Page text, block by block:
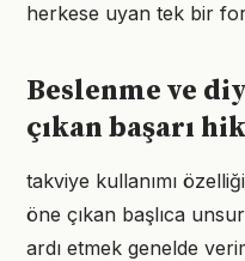
herkese uyan tek bir
Beslenme ve
çıkan başarı
takviye kullanımı
öne çıkan başlıca
ardı etmek genelde